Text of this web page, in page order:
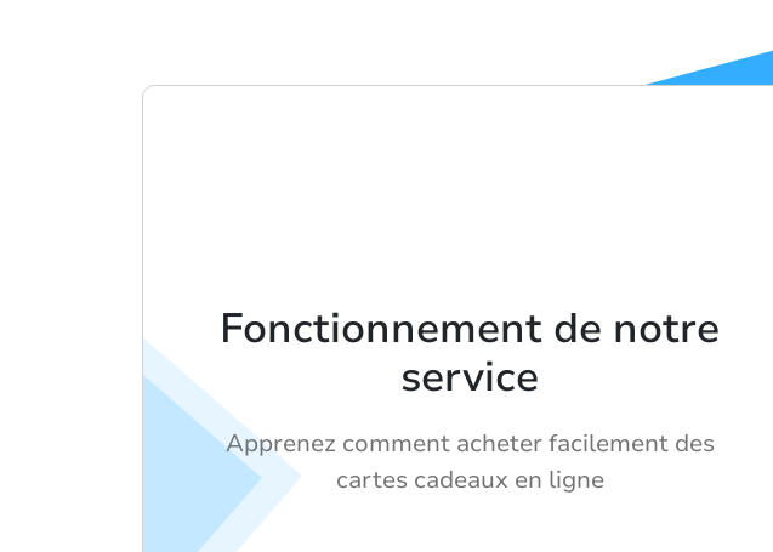
Fonctionnement de notre
service
Apprenez comment acheter facilement des
cartes cadeaux en ligne